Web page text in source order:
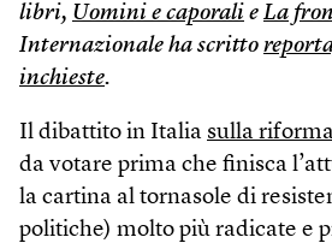
libri, Uomini e caporali e La
Internazionale ha scritto
inchieste.
Il dibattito in Italia sulla
da votare prima che finisca
la cartina al tornasole di
politiche) molto più radicate e